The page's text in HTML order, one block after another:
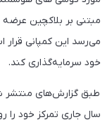
مبتنی بر بلاکچین
می‌رسد این کمپانی
خود سرمایه‌گذاری کند.
سال جاری تمرکز خود را